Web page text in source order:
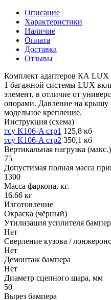
Описание
Характеристики
Наличие
Оплата
Доставка
Отзывы
Комплект адаптеров КА LUX
1 багажной системы LUX
элемент, в отличие от
опорами. Давление на крышу
модельное крепление.
Инструкция (схема)
тсу K106-A стр1 125,8 кб
тсу K106-A стр2 350,1 кб
Вертикальная нагрузка
75
Допустимая полная масса
1300
Масса фаркопа, кг.
16.66 кг
Изготовление
Окраска (чёрный)
Утилизация усилителя
Нет
Сверление кузова /
Нет
Демонтаж бампера
Нет
Диаметр сцепного шара, мм
50
Вырез бампера